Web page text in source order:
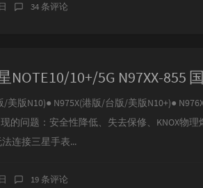
34 条评论
版N10)● N975X(港版/台版/美版N10+)●
的问题：安全性降低、失去保修、KNOX物理
连接三星手表...
19 条评论